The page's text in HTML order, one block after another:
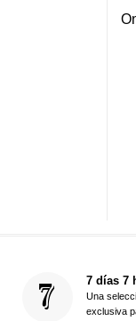
7 días 7
Una
exclusiva